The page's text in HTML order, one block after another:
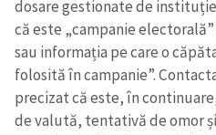
dosare gestionate de
că este „campanie
sau informația pe care o
folosită în campanie”.
precizat că este, în
de valută, tentativă de omor și